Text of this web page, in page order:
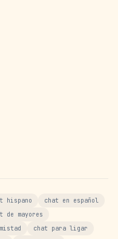
hispano
chat en español
de mayores
chat para ligar